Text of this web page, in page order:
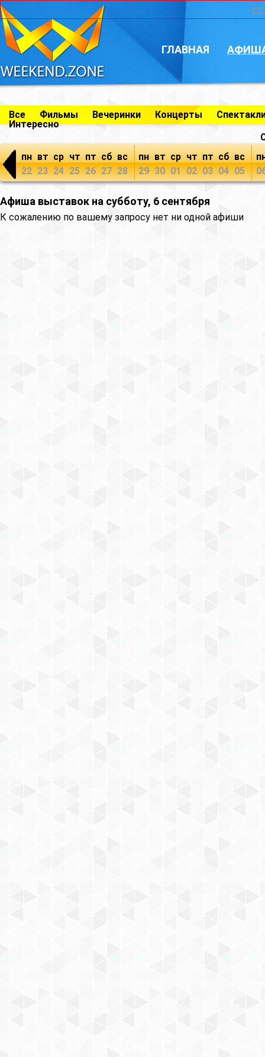
ГЛАВНАЯ
Все Фильмы Вечеринки Концерты
Интересно
пн
22
вт
23
ср
24
чт
25
пт
26
сб
27
вс
28
пн
29
вт
30
ср
01
чт
02
пт
03
сб
04
вс
05
Афиша выставок на субботу, 6 сентября
К сожалению по вашему запросу нет ни одной афиши